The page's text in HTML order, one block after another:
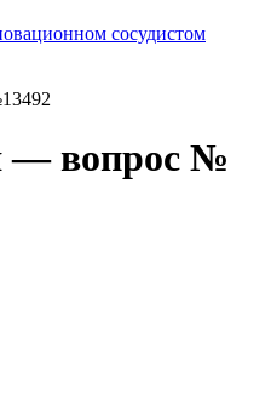
сосудистом
— вопрос №